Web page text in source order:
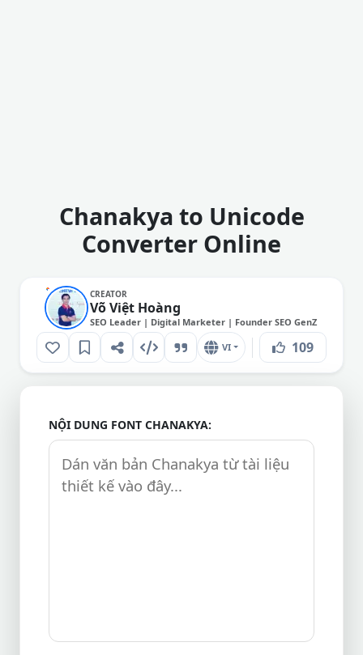
Chanakya to Unicode
Converter Online
CREATOR
Võ Việt Hoàng
SEO Leader | Digital Marketer | Founder SEO GenZ
VI 109
NỘI DUNG FONT CHANAKYA: